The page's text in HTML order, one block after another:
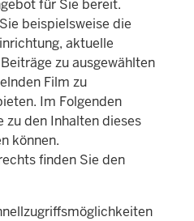
für Sie bereit.
beispielsweise die
aktuelle
zu ausgewählten
Film zu
Im Folgenden
zu den Inhalten dieses
können.
finden Sie den